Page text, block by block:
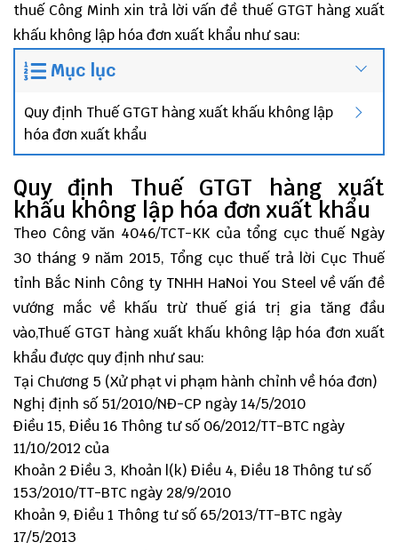
thuế Công Minh xin trả lời vấn đề thuế GTGT hàng xuất
khấu không lập hóa đơn xuất khẩu như sau:
Mục lục
Quy định Thuế GTGT hàng xuất khấu không lập
hóa đơn xuất khẩu
Quy định Thuế GTGT hàng xuất
khấu không lập hóa đơn xuất khẩu
Theo Công văn 4046/TCT-KK của tổng cục thuế Ngày
30 tháng 9 năm 2015, Tổng cục thuế trả lời Cục Thuế
tỉnh Bắc Ninh Công ty TNHH HaNoi You Steel về vấn đề
vướng mắc về khấu trừ thuế giá trị gia tăng đầu
vào,Thuế GTGT hàng xuất khấu không lập hóa đơn xuất
khẩu được quy định như sau:
Tại Chương 5 (Xử phạt vi phạm hành chỉnh về hóa đơn)
Nghị định số 51/2010/NĐ-CP ngày 14/5/2010
Điều 15, Điều 16 Thông tư số 06/2012/TT-BTC ngày
11/10/2012 của
Khoản 2 Điều 3, Khoản l(k) Điều 4, Điều 18 Thông tư số
153/2010/TT-BTC ngày 28/9/2010
Khoản 9, Điều 1 Thông tư số 65/2013/TT-BTC ngày
17/5/2013